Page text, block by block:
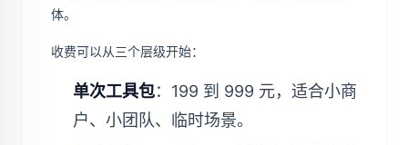
体。
收费可以从三个层级开始：
单次工具包：199 到 999 元，适合小商
户、小团队、临时场景。